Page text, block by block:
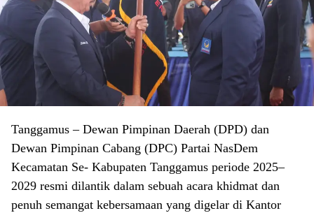
Tanggamus – Dewan Pimpinan Daerah (DPD) dan
Dewan Pimpinan Cabang (DPC) Partai NasDem
Kecamatan Se- Kabupaten Tanggamus periode 2025–
2029 resmi dilantik dalam sebuah acara khidmat dan
penuh semangat kebersamaan yang digelar di Kantor